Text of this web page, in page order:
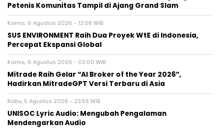
Petenis Komunitas Tampil di Ajang Grand Slam
Kamis, 6 Agustus 2026 - 12:08 WIB
SUS ENVIRONMENT Raih Dua Proyek WtE di Indonesia,
Percepat Ekspansi Global
Kamis, 6 Agustus 2026 - 02:00 WIB
Mitrade Raih Gelar “AI Broker of the Year 2026”,
Hadirkan MitradeGPT Versi Terbaru di Asia
Rabu, 5 Agustus 2026 - 23:58 WIB
UNISOC Lyric Audio: Mengubah Pengalaman
Mendengarkan Audio